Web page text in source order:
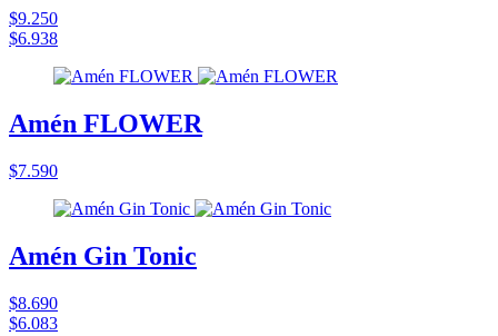
$9.250
$6.938
Amén FLOWER
$7.590
Amén Gin Tonic
$8.690
$6.083